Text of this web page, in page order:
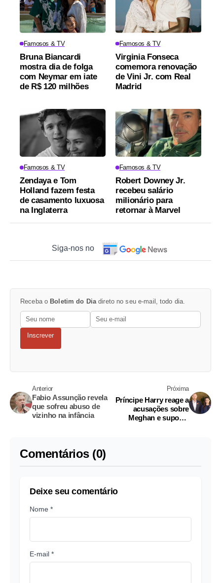
Famosos & TV
Bruna Biancardi
mostra dia de folga
com Neymar em iate
de R$ 120 milhões
Famosos & TV
Virginia Fonseca
comemora renovação
de Vini Jr. com Real
Madrid
Famosos & TV
Zendaya e Tom
Holland fazem festa
de casamento luxuosa
na Inglaterra
Famosos & TV
Robert Downey Jr.
recebeu salário
milionário para
retornar à Marvel
Siga-nos no
Receba o Boletim do Diadireto no seu e-mail, todo dia.
Inscrever
Anterior
Fabio Assunção revela
que sofreu abuso de
vizinho na infância
Próxima
Príncipe Harry reage a
acusações sobre
Meghan e suposta
Comentários (0)
Deixe seu comentário
Nome *
E-mail *